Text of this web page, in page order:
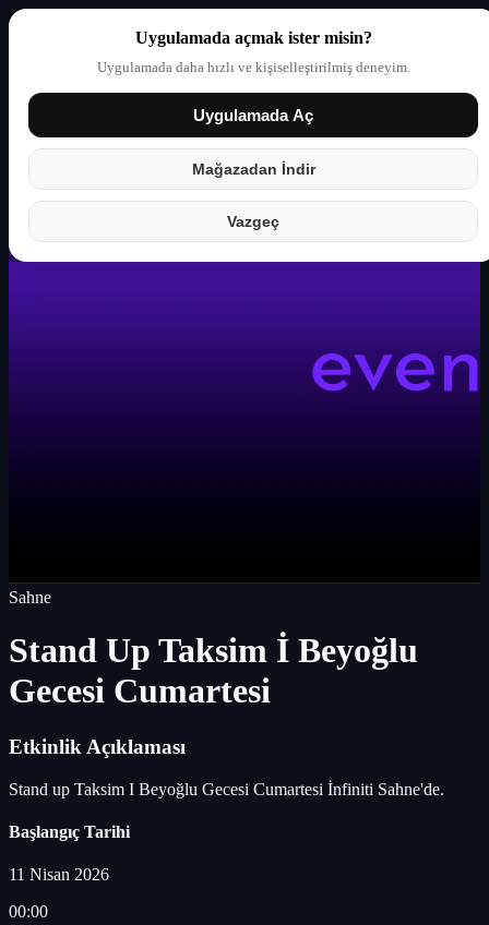
Uygulamada açmak ister misin?
Uygulamada daha hızlı ve kişiselleştirilmiş deneyim.
Uygulamada Aç
Mağazadan İndir
Vazgeç
Giriş yap Partner
Sahne
Stand Up Taksim İ Beyoğlu
Gecesi Cumartesi
Etkinlik Açıklaması
Stand up Taksim I Beyoğlu Gecesi Cumartesi İnfiniti Sahne'de.
Başlangıç Tarihi
11 Nisan 2026
00:00